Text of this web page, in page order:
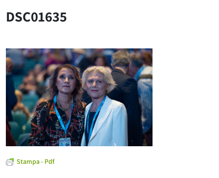
DSC01635
Stampa - Pdf